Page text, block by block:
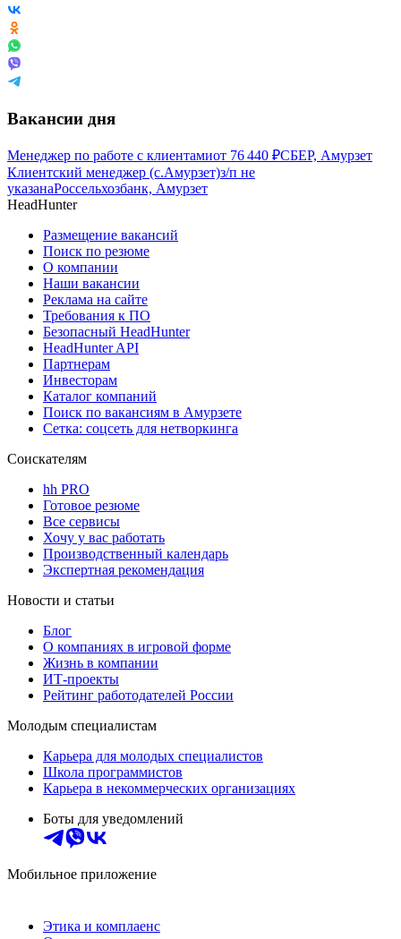
Вакансии дня
Менеджер по работе с клиентамиот 76 440 ₽СБЕР, Амурзет
Клиентский менеджер (с.Амурзет)з/п не
указанаРоссельхозбанк, Амурзет
HeadHunter
Размещение вакансий
Поиск по резюме
О компании
Наши вакансии
Реклама на сайте
Требования к ПО
Безопасный HeadHunter
HeadHunter API
Партнерам
Инвесторам
Каталог компаний
Поиск по вакансиям в Амурзете
Сетка: соцсеть для нетворкинга
Соискателям
hh PRO
Готовое резюме
Все сервисы
Хочу у вас работать
Производственный календарь
Экспертная рекомендация
Новости и статьи
Блог
О компаниях в игровой форме
Жизнь в компании
ИТ-проекты
Рейтинг работодателей России
Молодым специалистам
Карьера для молодых специалистов
Школа программистов
Карьера в некоммерческих организациях
Боты для уведомлений
Мобильное приложение
Этика и комплаенс